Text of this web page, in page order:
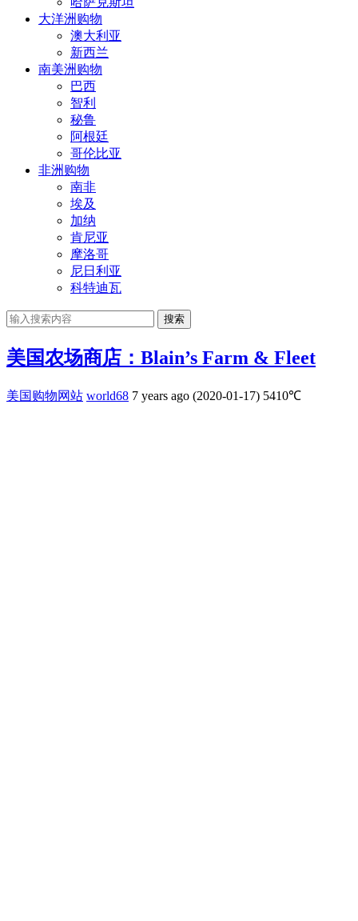
大洋洲购物
澳大利亚
新西兰
南美洲购物
巴西
智利
秘鲁
阿根廷
哥伦比亚
非洲购物
南非
埃及
加纳
肯尼亚
摩洛哥
尼日利亚
科特迪瓦
搜索
美国农场商店：Blain’s Farm & Fleet
美国购物网站 world68 7 years ago (2020-01-17) 5410℃